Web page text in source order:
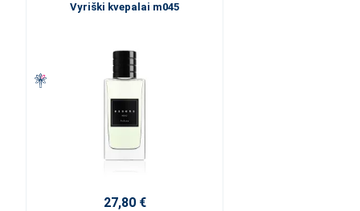
Vyriški kvepalai m045
27,80 €